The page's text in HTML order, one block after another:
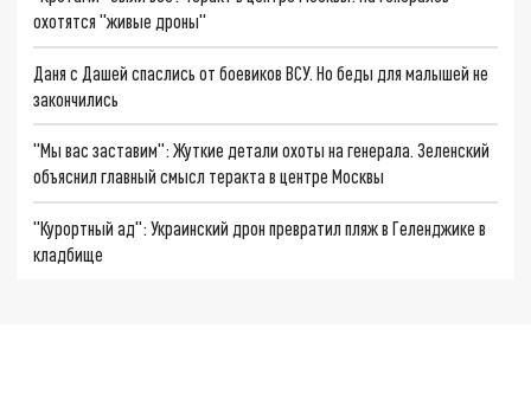
охотятся "живые дроны"
Даня с Дашей спаслись от боевиков ВСУ. Но беды для малышей не
закончились
"Мы вас заставим": Жуткие детали охоты на генерала. Зеленский
объяснил главный смысл теракта в центре Москвы
"Курортный ад": Украинский дрон превратил пляж в Геленджике в
кладбище